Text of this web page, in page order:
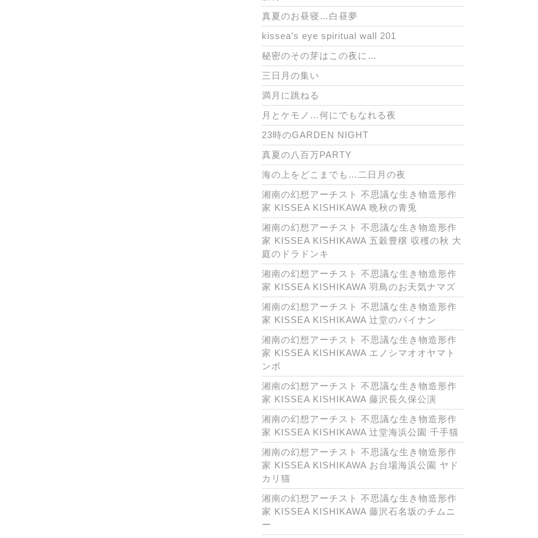
真夏のお昼寝…白昼夢
kissea’s eye spiritual wall 201
秘密のその芽はこの夜に…
三日月の集い
満月に跳ねる
月とケモノ…何にでもなれる夜
23時のGARDEN NIGHT
真夏の八百万PARTY
海の上をどこまでも…二日月の夜
湘南の幻想アーチスト 不思議な生き物造形作
家 KISSEA KISHIKAWA 晩秋の青兎
湘南の幻想アーチスト 不思議な生き物造形作
家 KISSEA KISHIKAWA 五穀豊穣 収穫の秋 大
庭のドラドンキ
湘南の幻想アーチスト 不思議な生き物造形作
家 KISSEA KISHIKAWA 羽鳥のお天気ナマズ
湘南の幻想アーチスト 不思議な生き物造形作
家 KISSEA KISHIKAWA 辻堂のパイナン
湘南の幻想アーチスト 不思議な生き物造形作
家 KISSEA KISHIKAWA エノシマオオヤマト
ンボ
湘南の幻想アーチスト 不思議な生き物造形作
家 KISSEA KISHIKAWA 藤沢長久保公演
湘南の幻想アーチスト 不思議な生き物造形作
家 KISSEA KISHIKAWA 辻堂海浜公園 千手猫
湘南の幻想アーチスト 不思議な生き物造形作
家 KISSEA KISHIKAWA お台場海浜公園 ヤド
カリ猫
湘南の幻想アーチスト 不思議な生き物造形作
家 KISSEA KISHIKAWA 藤沢石名坂のチムニ
ー